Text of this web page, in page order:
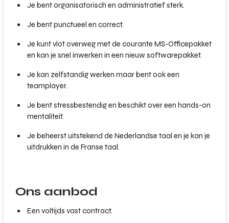
Je bent organisatorisch en administratief sterk.
Je bent punctueel en correct.
Je kunt vlot overweg met de courante MS-Officepakket
en kan je snel inwerken in een nieuw softwarepakket.
Je kan zelfstandig werken maar bent ook een
teamplayer.
Je bent stressbestendig en beschikt over een hands-on
mentaliteit.
Je beheerst uitstekend de Nederlandse taal en je kan je
uitdrukken in de Franse taal.
Ons aanbod
Een voltijds vast contract.